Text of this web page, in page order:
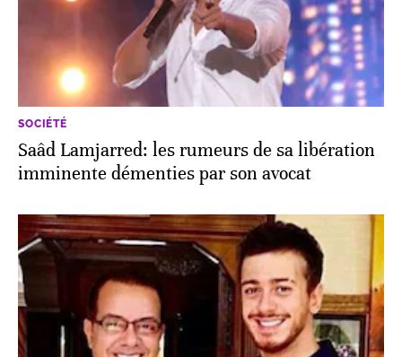
SOCIÉTÉ
Saâd Lamjarred: les rumeurs de sa libération
imminente démenties par son avocat